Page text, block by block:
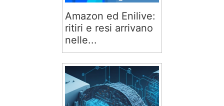
Amazon ed Enilive:
ritiri e resi arrivano
nelle...